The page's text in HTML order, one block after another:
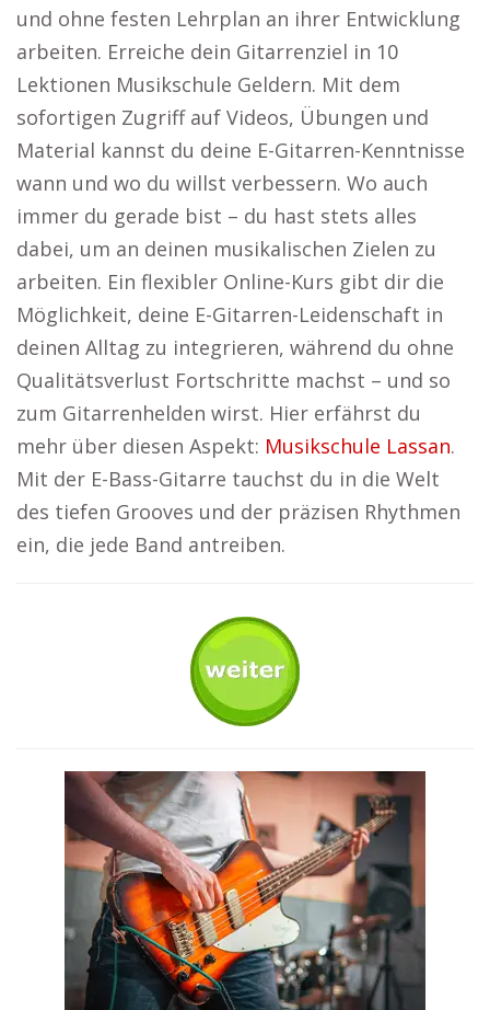
und ohne festen Lehrplan an ihrer Entwicklung
arbeiten. Erreiche dein Gitarrenziel in 10
Lektionen Musikschule Geldern. Mit dem
sofortigen Zugriff auf Videos, Übungen und
Material kannst du deine E-Gitarren-Kenntnisse
wann und wo du willst verbessern. Wo auch
immer du gerade bist – du hast stets alles
dabei, um an deinen musikalischen Zielen zu
arbeiten. Ein flexibler Online-Kurs gibt dir die
Möglichkeit, deine E-Gitarren-Leidenschaft in
deinen Alltag zu integrieren, während du ohne
Qualitätsverlust Fortschritte machst – und so
zum Gitarrenhelden wirst. Hier erfährst du
mehr über diesen Aspekt: Musikschule Lassan.
Mit der E-Bass-Gitarre tauchst du in die Welt
des tiefen Grooves und der präzisen Rhythmen
ein, die jede Band antreiben.